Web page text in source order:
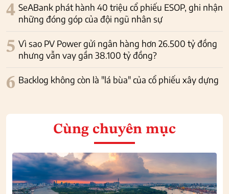
4 SeABank phát hành 40 triệu cổ phiếu ESOP, ghi nhận
những đóng góp của đội ngũ nhân sự
5 Vì sao PV Power gửi ngân hàng hơn 26.500 tỷ đồng
nhưng vẫn vay gần 38.100 tỷ đồng?
6 Backlog không còn là "lá bùa" của cổ phiếu xây dựng
Cùng chuyên mục